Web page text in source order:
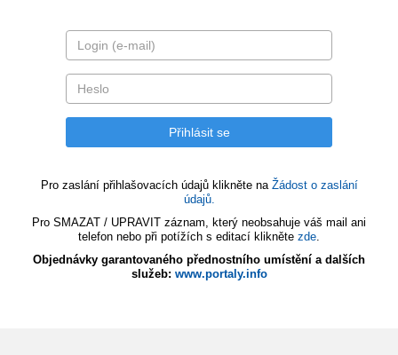
Pro zaslání přihlašovacích údajů klikněte na Žádost o zaslání
údajů.
Pro SMAZAT / UPRAVIT záznam, který neobsahuje váš mail ani
telefon nebo při potížích s editací klikněte zde.
Objednávky garantovaného přednostního umístění a dalších
služeb: www.portaly.info